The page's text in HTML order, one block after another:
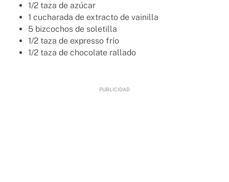
1/2 taza de azúcar
1 cucharada de extracto de vainilla
5 bizcochos de soletilla
1/2 taza de expresso frío
1/2 taza de chocolate rallado